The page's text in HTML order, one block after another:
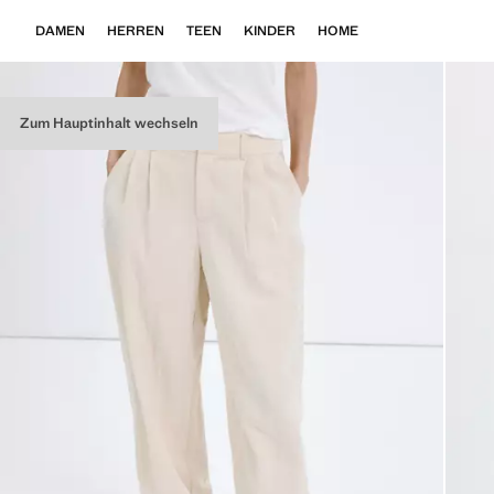
Zum Hauptinhalt wechseln
DAMEN HERREN TEEN KINDER HOME